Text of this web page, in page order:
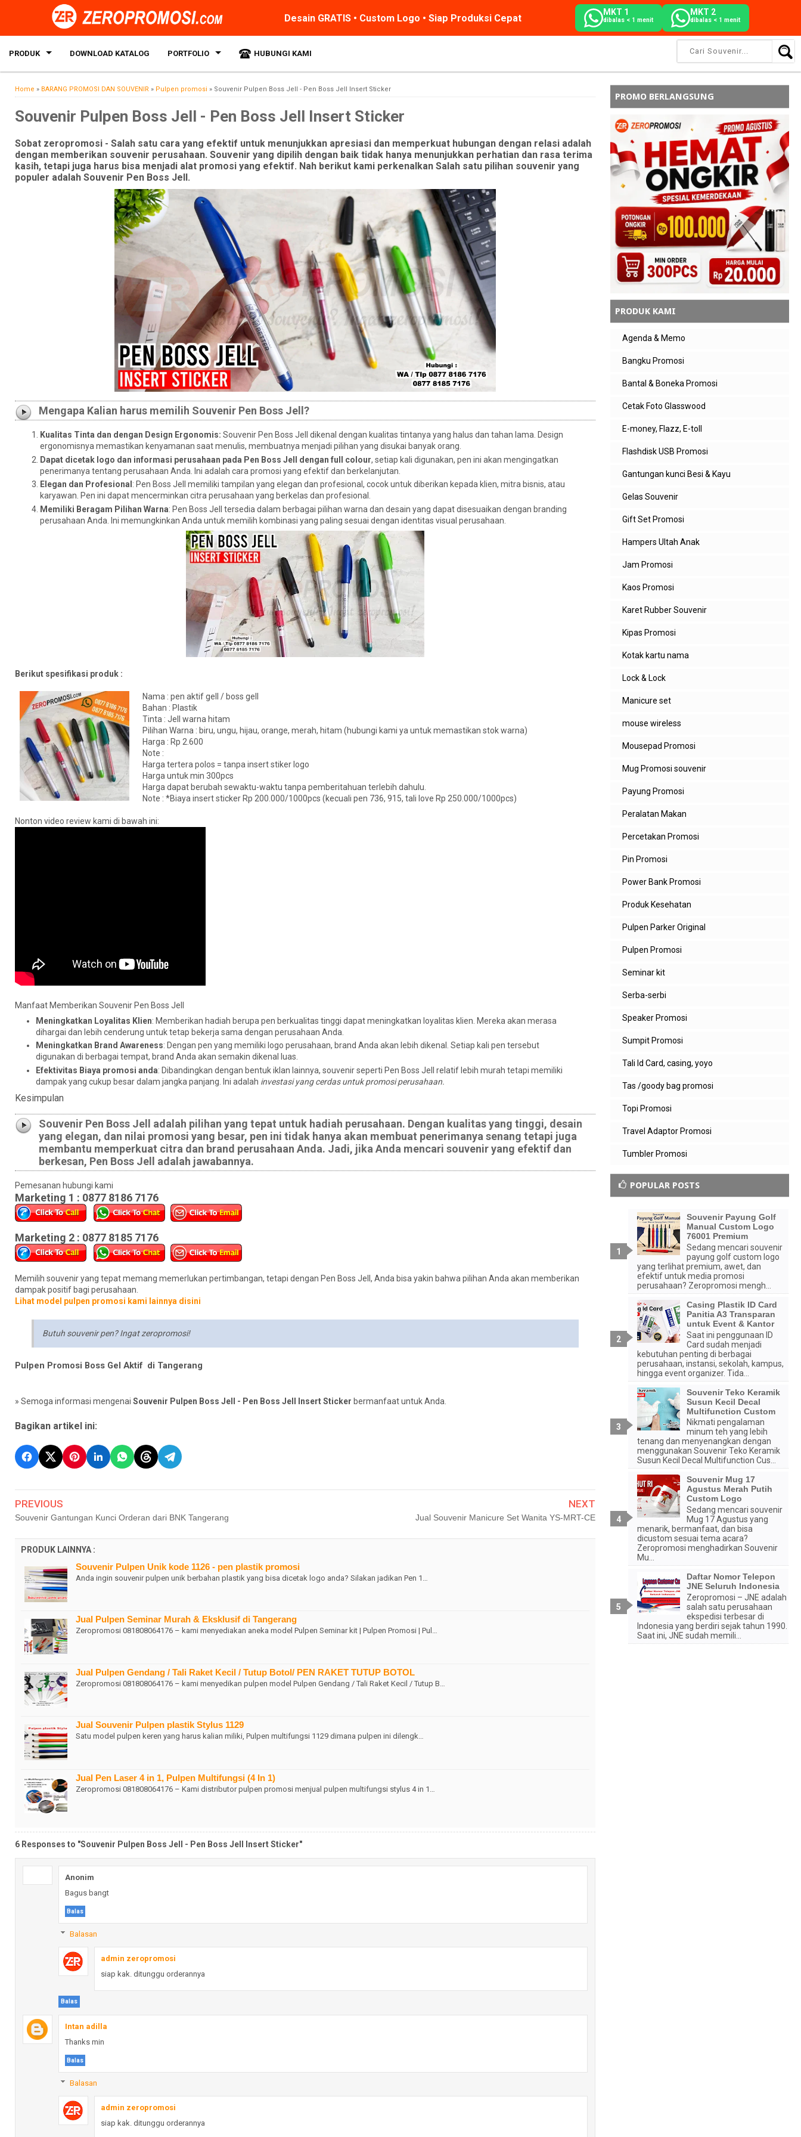
Desain GRATIS • Custom Logo • Siap Produksi Cepat
MKT 1
dibalas < 1 menit
MKT 2
dibalas < 1 menit
PRODUK DOWNLOAD KATALOG PORTFOLIO HUBUNGI KAMI
Home » BARANG PROMOSI DAN SOUVENIR » Pulpen promosi » Souvenir Pulpen Boss Jell - Pen Boss Jell Insert Sticker
Souvenir Pulpen Boss Jell - Pen Boss Jell Insert Sticker
Sobat zeropromosi - Salah satu cara yang efektif untuk menunjukkan apresiasi dan memperkuat hubungan dengan relasi adalah
dengan memberikan souvenir perusahaan. Souvenir yang dipilih dengan baik tidak hanya menunjukkan perhatian dan rasa terima
kasih, tetapi juga harus bisa menjadi alat promosi yang efektif. Nah berikut kami perkenalkan Salah satu pilihan souvenir yang
populer adalah Souvenir Pen Boss Jell.
Mengapa Kalian harus memilih Souvenir Pen Boss Jell?
Kualitas Tinta dan dengan Design Ergonomis: Souvenir Pen Boss Jell dikenal dengan kualitas tintanya yang halus dan tahan lama. Design
ergonomisnya memastikan kenyamanan saat menulis, membuatnya menjadi pilihan yang disukai banyak orang.
Dapat dicetak logo dan informasi perusahaan pada Pen Boss Jell dengan full colour, setiap kali digunakan, pen ini akan mengingatkan
penerimanya tentang perusahaan Anda. Ini adalah cara promosi yang efektif dan berkelanjutan.
Elegan dan Profesional : Pen Boss Jell memiliki tampilan yang elegan dan profesional, cocok untuk diberikan kepada klien, mitra bisnis, atau
karyawan. Pen ini dapat mencerminkan citra perusahaan yang berkelas dan profesional.
Memiliki Beragam Pilihan Warna: Pen Boss Jell tersedia dalam berbagai pilihan warna dan desain yang dapat disesuaikan dengan branding
perusahaan Anda. Ini memungkinkan Anda untuk memilih kombinasi yang paling sesuai dengan identitas visual perusahaan.
Berikut spesifikasi produk :
Nama : pen aktif gell / boss gell
Bahan : Plastik
Tinta : Jell warna hitam
Pilihan Warna : biru, ungu, hijau, orange, merah, hitam (hubungi kami ya untuk memastikan stok warna)
Harga : Rp 2.600
Note :
Harga tertera polos = tanpa insert stiker logo
Harga untuk min 300pcs
Harga dapat berubah sewaktu-waktu tanpa pemberitahuan terlebih dahulu.
Note : *Biaya insert sticker Rp 200.000/1000pcs (kecuali pen 736, 915, tali love Rp 250.000/1000pcs)
Nonton video review kami di bawah ini:
Manfaat Memberikan Souvenir Pen Boss Jell
Meningkatkan Loyalitas Klien: Memberikan hadiah berupa pen berkualitas tinggi dapat meningkatkan loyalitas klien. Mereka akan merasa
dihargai dan lebih cenderung untuk tetap bekerja sama dengan perusahaan Anda.
Meningkatkan Brand Awareness: Dengan pen yang memiliki logo perusahaan, brand Anda akan lebih dikenal. Setiap kali pen tersebut
digunakan di berbagai tempat, brand Anda akan semakin dikenal luas.
Efektivitas Biaya promosi anda: Dibandingkan dengan bentuk iklan lainnya, souvenir seperti Pen Boss Jell relatif lebih murah tetapi memiliki
dampak yang cukup besar dalam jangka panjang. Ini adalah investasi yang cerdas untuk promosi perusahaan.
Kesimpulan
Souvenir Pen Boss Jell adalah pilihan yang tepat untuk hadiah perusahaan. Dengan kualitas yang tinggi, desain
yang elegan, dan nilai promosi yang besar, pen ini tidak hanya akan membuat penerimanya senang tetapi juga
membantu memperkuat citra dan brand perusahaan Anda. Jadi, jika Anda mencari souvenir yang efektif dan
berkesan, Pen Boss Jell adalah jawabannya.
Pemesanan hubungi kami
Marketing 1 : 0877 8186 7176
Marketing 2 : 0877 8185 7176
Memilih souvenir yang tepat memang memerlukan pertimbangan, tetapi dengan Pen Boss Jell, Anda bisa yakin bahwa pilihan Anda akan memberikan
dampak positif bagi perusahaan.
Lihat model pulpen promosi kami lainnya disini
Butuh souvenir pen? Ingat zeropromosi!
Pulpen Promosi Boss Gel Aktif di Tangerang
» Semoga informasi mengenai Souvenir Pulpen Boss Jell - Pen Boss Jell Insert Sticker bermanfaat untuk Anda.
Bagikan artikel ini:
PREVIOUS
Souvenir Gantungan Kunci Orderan dari BNK Tangerang
NEXT
Jual Souvenir Manicure Set Wanita YS-MRT-CE
PRODUK LAINNYA :
Souvenir Pulpen Unik kode 1126 - pen plastik promosi
Anda ingin souvenir pulpen unik berbahan plastik yang bisa dicetak logo anda? Silakan jadikan Pen 1…
Jual Pulpen Seminar Murah & Eksklusif di Tangerang
Zeropromosi 081808064176 – kami menyediakan aneka model Pulpen Seminar kit | Pulpen Promosi | Pul…
Jual Pulpen Gendang / Tali Raket Kecil / Tutup Botol/ PEN RAKET TUTUP BOTOL
Zeropromosi 081808064176 – kami menyedikan pulpen model Pulpen Gendang / Tali Raket Kecil / Tutup B…
Jual Souvenir Pulpen plastik Stylus 1129
Satu model pulpen keren yang harus kalian miliki, Pulpen multifungsi 1129 dimana pulpen ini dilengk…
Jual Pen Laser 4 in 1, Pulpen Multifungsi (4 In 1)
Zeropromosi 081808064176 – Kami distributor pulpen promosi menjual pulpen multifungsi stylus 4 in 1…
6 Responses to "Souvenir Pulpen Boss Jell - Pen Boss Jell Insert Sticker"
Anonim
Bagus bangt
Balas
Balasan
admin zeropromosi
siap kak. ditunggu orderannya
Balas
Intan adilla
Thanks min
Balas
Balasan
admin zeropromosi
siap kak. ditunggu orderannya
PROMO BERLANGSUNG
PRODUK KAMI
Agenda & Memo
Bangku Promosi
Bantal & Boneka Promosi
Cetak Foto Glasswood
E-money, Flazz, E-toll
Flashdisk USB Promosi
Gantungan kunci Besi & Kayu
Gelas Souvenir
Gift Set Promosi
Hampers Ultah Anak
Jam Promosi
Kaos Promosi
Karet Rubber Souvenir
Kipas Promosi
Kotak kartu nama
Lock & Lock
Manicure set
mouse wireless
Mousepad Promosi
Mug Promosi souvenir
Payung Promosi
Peralatan Makan
Percetakan Promosi
Pin Promosi
Power Bank Promosi
Produk Kesehatan
Pulpen Parker Original
Pulpen Promosi
Seminar kit
Serba-serbi
Speaker Promosi
Sumpit Promosi
Tali Id Card, casing, yoyo
Tas /goody bag promosi
Topi Promosi
Travel Adaptor Promosi
Tumbler Promosi
POPULAR POSTS
Souvenir Payung Golf
Manual Custom Logo
76001 Premium
Sedang mencari souvenir
payung golf custom logo
yang terlihat premium, awet, dan
efektif untuk media promosi
perusahaan? Zeropromosi mengh...
Casing Plastik ID Card
Panitia A3 Transparan
untuk Event & Kantor
Saat ini penggunaan ID
Card sudah menjadi
kebutuhan penting di berbagai
perusahaan, instansi, sekolah, kampus,
hingga event organizer. Tida...
Souvenir Teko Keramik
Susun Kecil Decal
Multifunction Custom
Nikmati pengalaman
minum teh yang lebih
tenang dan menyenangkan dengan
menggunakan Souvenir Teko Keramik
Susun Kecil Decal Multifunction Cus...
Souvenir Mug 17
Agustus Merah Putih
Custom Logo
Sedang mencari souvenir
Mug 17 Agustus yang
menarik, bermanfaat, dan bisa
dicustom sesuai tema acara?
Zeropromosi menghadirkan Souvenir
Mu...
Daftar Nomor Telepon
JNE Seluruh Indonesia
Zeropromosi – JNE adalah
salah satu perusahaan
ekspedisi terbesar di
Indonesia yang berdiri sejak tahun 1990.
Saat ini, JNE sudah memili...